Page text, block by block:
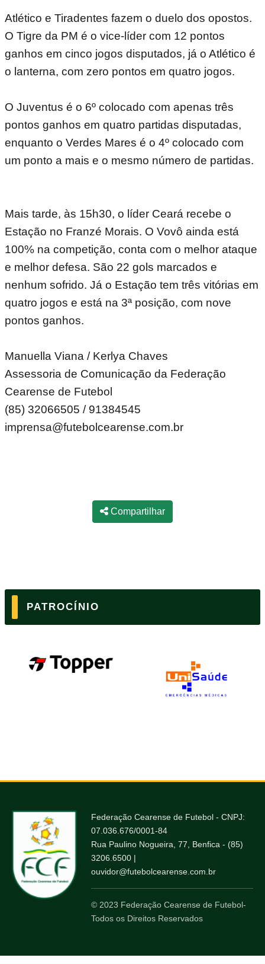
Atlético e Tiradentes fazem o duelo dos opostos.
O Tigre da PM é o vice-líder com 12 pontos
ganhos em cinco jogos disputados, já o Atlético é
o lanterna, com zero pontos em quatro jogos.
O Juventus é o 6º colocado com apenas três
pontos ganhos em quatro partidas disputadas,
enquanto o Verdes Mares é o 4º colocado com
um ponto a mais e o mesmo número de partidas.
Mais tarde, às 15h30, o líder Ceará recebe o
Estação no Franzé Morais. O Vovô ainda está
100% na competição, conta com o melhor ataque
e melhor defesa. São 22 gols marcados e
nenhum sofrido. Já o Estação tem três vitórias em
quatro jogos e está na 3ª posição, com nove
pontos ganhos.
Manuella Viana / Kerlya Chaves
Assessoria de Comunicação da Federação
Cearense de Futebol
(85) 32066505 / 91384545
imprensa@futebolcearense.com.br
Compartilhar
PATROCÍNIO
Federação Cearense de Futebol - CNPJ:
07.036.676/0001-84
Rua Paulino Nogueira, 77, Benfica - (85)
3206.6500 |
ouvidor@futebolcearense.com.br
© 2023 Federação Cearense de Futebol-
Todos os Direitos Reservados